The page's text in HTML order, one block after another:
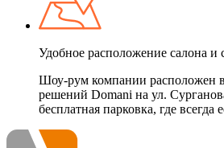
Удобное расположение салона и
Шоу-рум компании расположен
решений Domani на ул.
бесплатная парковка, где всегда